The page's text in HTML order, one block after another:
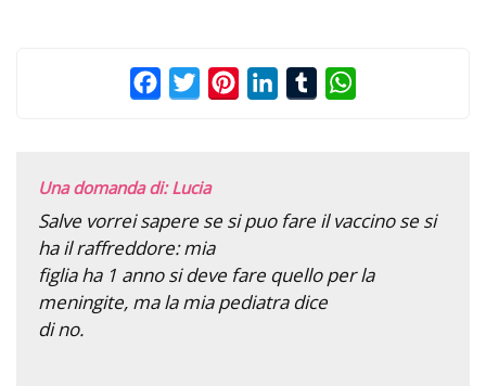
FacebookTwitterPinterestLinkedInTumblr
Una domanda di: Lucia
Salve vorrei sapere se si puo fare il vaccino se si
ha il raffreddore: mia
figlia ha 1 anno si deve fare quello per la
meningite, ma la mia pediatra dice
di no.